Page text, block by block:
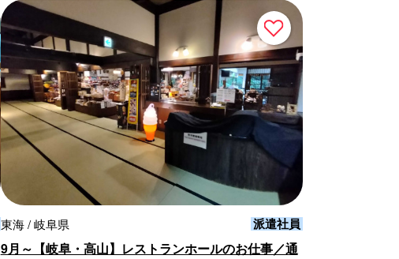
東海 / 岐阜県 派遣社員
9月～【岐阜・高山】レストランホールのお仕事／通